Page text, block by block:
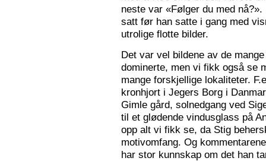
neste var «Følger du med
satt før han satte i gang med
utrolige flotte bilder.
Det var vel bildene av de
dominerte, men vi fikk også se
mange forskjellige lokaliteter.
kronhjort i Jegers Borg i
Gimle gård, solnedgang ved
til et glødende vindusglass på
opp alt vi fikk se, da Stig
motivomfang. Og
har stor kunnskap om det han